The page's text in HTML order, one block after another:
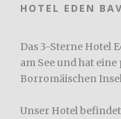
HOTEL EDEN
Das 3-Sterne Hotel
am See und hat
Borromäischen
Unser Hotel